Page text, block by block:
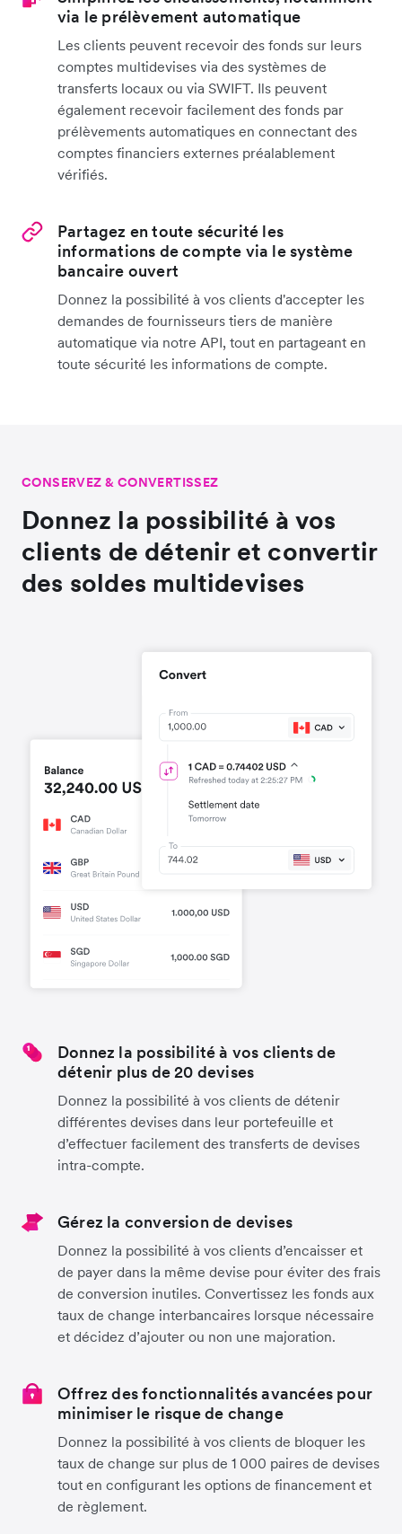
via le prélèvement automatique
Les clients peuvent recevoir des fonds sur leurs
comptes multidevises via des systèmes de
transferts locaux ou via SWIFT. Ils peuvent
également recevoir facilement des fonds par
prélèvements automatiques en connectant des
comptes financiers externes préalablement
vérifiés.
Partagez en toute sécurité les
informations de compte via le système
bancaire ouvert
Donnez la possibilité à vos clients d'accepter les
demandes de fournisseurs tiers de manière
automatique via notre API, tout en partageant en
toute sécurité les informations de compte.
CONSERVEZ & CONVERTISSEZ
Donnez la possibilité à vos
clients de détenir et convertir
des soldes multidevises
Donnez la possibilité à vos clients de
détenir plus de 20 devises
Donnez la possibilité à vos clients de détenir
différentes devises dans leur portefeuille et
d’effectuer facilement des transferts de devises
intra-compte.
Gérez la conversion de devises
Donnez la possibilité à vos clients d’encaisser et
de payer dans la même devise pour éviter des frais
de conversion inutiles. Convertissez les fonds aux
taux de change interbancaires lorsque nécessaire
et décidez d’ajouter ou non une majoration.
Offrez des fonctionnalités avancées pour
minimiser le risque de change
Donnez la possibilité à vos clients de bloquer les
taux de change sur plus de 1 000 paires de devises
tout en configurant les options de financement et
de règlement.